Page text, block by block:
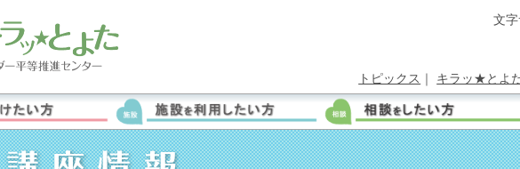
文
トピックス ｜ キラッ★とよ